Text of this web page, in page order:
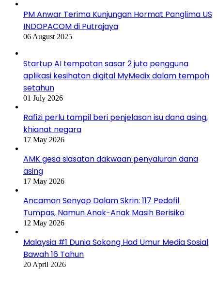
PM Anwar Terima Kunjungan Hormat Panglima US
INDOPACOM di Putrajaya
06 August 2025
Startup AI tempatan sasar 2 juta pengguna
aplikasi kesihatan digital MyMedix dalam tempoh
setahun
01 July 2026
Rafizi perlu tampil beri penjelasan isu dana asing,
khianat negara
17 May 2026
AMK gesa siasatan dakwaan penyaluran dana
asing
17 May 2026
Ancaman Senyap Dalam Skrin: 117 Pedofil
Tumpas, Namun Anak-Anak Masih Berisiko
12 May 2026
Malaysia #1 Dunia Sokong Had Umur Media Sosial
Bawah 16 Tahun
20 April 2026